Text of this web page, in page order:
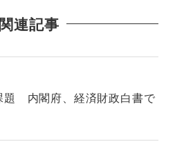
連記事
題 内閣府、経済財政白書で